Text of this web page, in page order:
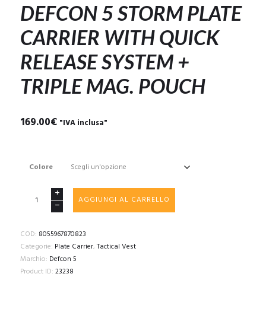
DEFCON 5 STORM PLATE
CARRIER WITH QUICK
RELEASE SYSTEM +
TRIPLE MAG. POUCH
169.00€ "IVA inclusa"
Colore
PLATE
CARRIER
WITH
QUICK
AGGIUNGI AL CARRELLO
COD: 8055967870823
Categorie: Plate Carrier,Tactical Vest
Marchio: Defcon 5
Product ID: 23238